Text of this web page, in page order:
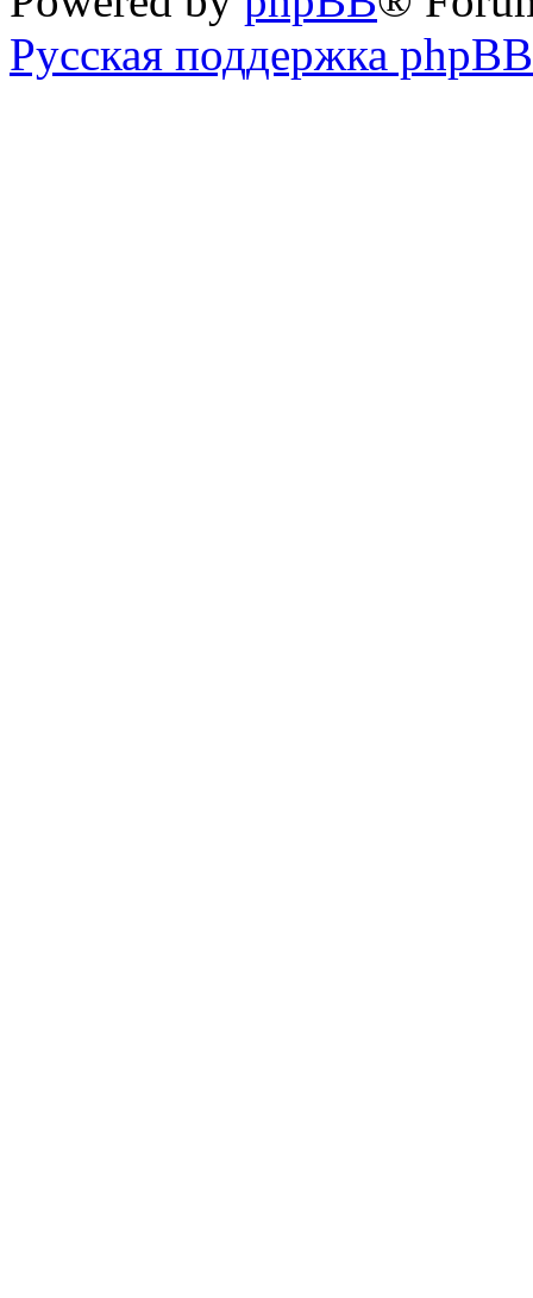
Русская поддержка phpBB